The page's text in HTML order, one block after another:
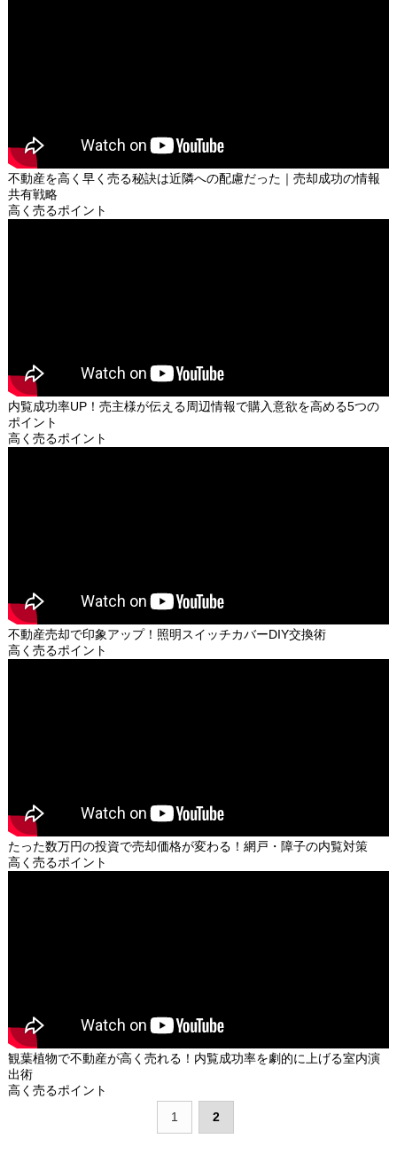
不動産を高く早く売る秘訣は近隣への配慮だった｜売却成功の情報
共有戦略
高く売るポイント
内覧成功率UP！売主様が伝える周辺情報で購入意欲を高める5つの
ポイント
高く売るポイント
不動産売却で印象アップ！照明スイッチカバーDIY交換術
高く売るポイント
たった数万円の投資で売却価格が変わる！網戸・障子の内覧対策
高く売るポイント
観葉植物で不動産が高く売れる！内覧成功率を劇的に上げる室内演
出術
高く売るポイント
1
2